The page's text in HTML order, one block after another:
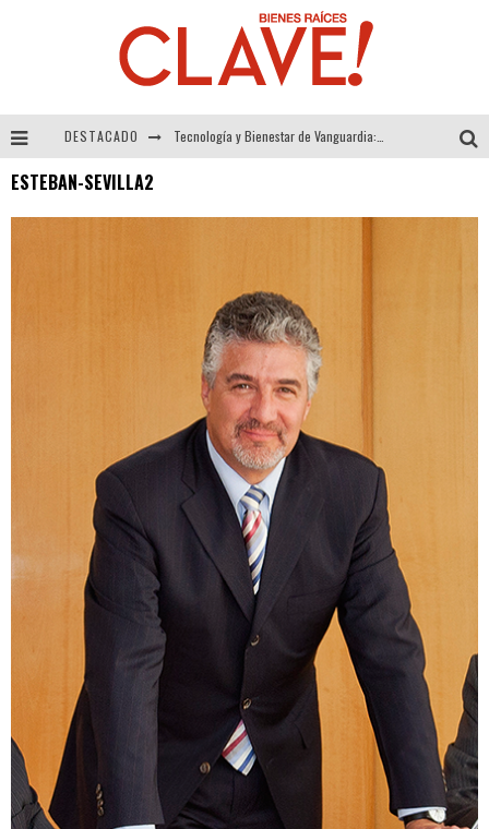
DESTACADO
Alexandra Bedoya – La Constancia detrás de La Paletería
ESTEBAN-SEVILLA2